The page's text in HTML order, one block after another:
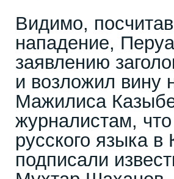
Видимо,
нападение,
заявлению
и возложил вину
Мажилиса
журналистам,
русского языка в
подписали